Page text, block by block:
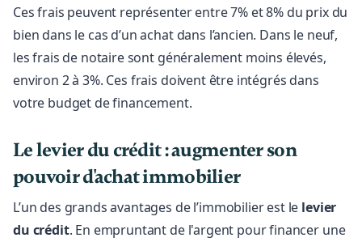
Ces frais peuvent représenter entre 7% et 8% du prix du
bien dans le cas d’un achat dans l’ancien. Dans le neuf,
les frais de notaire sont généralement moins élevés,
environ 2 à 3%. Ces frais doivent être intégrés dans
votre budget de financement.
Le levier du crédit : augmenter son
pouvoir d'achat immobilier
L’un des grands avantages de l’immobilier est le levier
du crédit. En empruntant de l'argent pour financer une